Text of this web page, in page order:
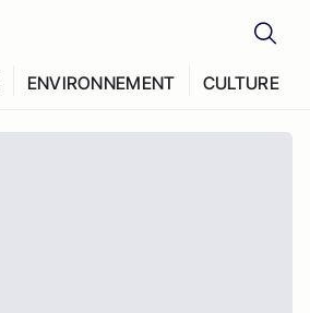
ENVIRONNEMENT CULTURE